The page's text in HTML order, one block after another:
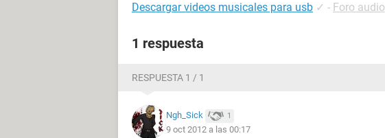
Descargar videos musicales para usb ✓ - Foro audio
1 respuesta
RESPUESTA 1 / 1
Ngh_Sick 1
9 oct 2012 a las 00:17